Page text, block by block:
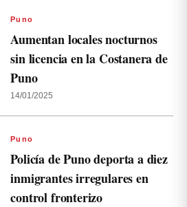
Puno
Aumentan locales nocturnos
sin licencia en la Costanera de
Puno
14/01/2025
Puno
Policía de Puno deporta a diez
inmigrantes irregulares en
control fronterizo